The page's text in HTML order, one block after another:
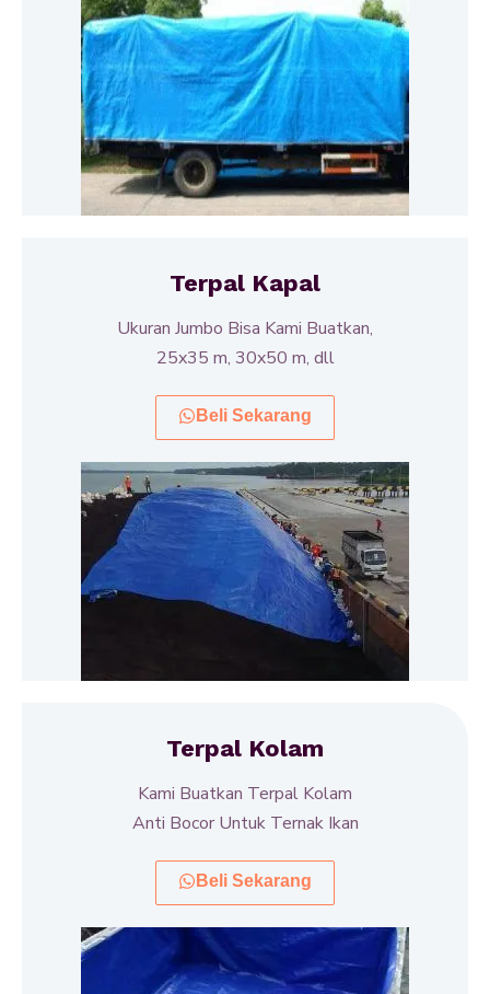
Terpal Kapal
Ukuran Jumbo Bisa Kami Buatkan,
25x35 m, 30x50 m, dll
Beli Sekarang
Terpal Kolam
Kami Buatkan Terpal Kolam
Anti Bocor Untuk Ternak Ikan
Beli Sekarang